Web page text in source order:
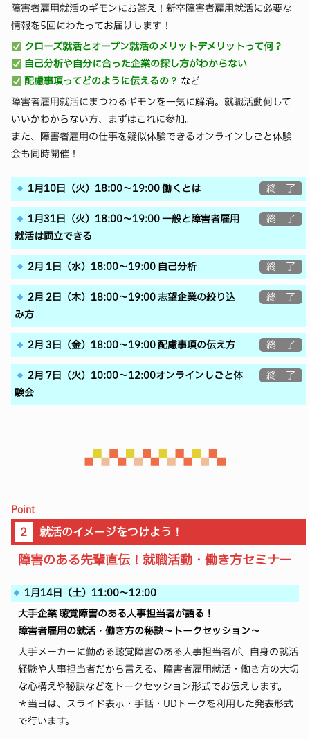
障害者雇用就活のギモンにお答え！新卒障害者雇用就活に必要な
情報を5回にわたってお届けします！
クローズ就活とオープン就活のメリットデメリットって何？
自己分析や自分に合った企業の探し方がわからない
配慮事項ってどのように伝えるの？ など
障害者雇用就活にまつわるギモンを一気に解消。就職活動何して
いいかわからない方、まずはこれに参加。
また、障害者雇用の仕事を疑似体験できるオンラインしごと体験
会も同時開催！
1月10日（火）18:00～19:00 働くとは 終 了
1月31日（火）18:00～19:00 一般と障害者雇用
就活は両立できる
終 了
2月 1日（水）18:00～19:00 自己分析 終 了
2月 2日（木）18:00～19:00 志望企業の絞り込
み方
終 了
2月 3日（金）18:00～19:00 配慮事項の伝え方 終 了
2月 7日（火）10:00～12:00オンラインしごと体
験会
終 了
Point
２ 就活のイメージをつけよう！
障害のある先輩直伝！就職活動・働き方セミナー
1月14日（土）11:00～12:00
大手企業 聴覚障害のある人事担当者が語る！
障害者雇用の就活・働き方の秘訣～トークセッション～
大手メーカーに勤める聴覚障害のある人事担当者が、自身の就活
経験や人事担当者だから言える、障害者雇用就活・働き方の大切
な心構えや秘訣などをトークセッション形式でお伝えします。
＊当日は、スライド表示・手話・UDトークを利用した発表形式
で行います。